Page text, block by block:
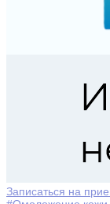
Записаться на